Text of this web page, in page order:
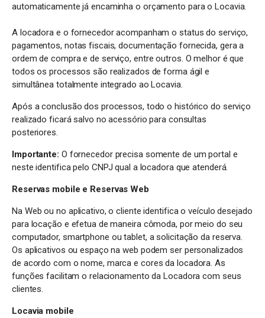
automaticamente já encaminha o orçamento para o Locavia.
A locadora e o fornecedor acompanham o status do serviço,
pagamentos, notas fiscais, documentação fornecida, gera a
ordem de compra e de serviço, entre outros. O melhor é que
todos os processos são realizados de forma ágil e
simultânea totalmente integrado ao Locavia.
Após a conclusão dos processos, todo o histórico do serviço
realizado ficará salvo no acessório para consultas
posteriores.
Importante: O fornecedor precisa somente de um portal e
neste identifica pelo CNPJ qual a locadora que atenderá.
Reservas mobile e Reservas Web
Na Web ou no aplicativo, o cliente identifica o veículo desejado
para locação e efetua de maneira cômoda, por meio do seu
computador, smartphone ou tablet, a solicitação da reserva.
Os aplicativos ou espaço na web podem ser personalizados
de acordo com o nome, marca e cores da locadora. As
funções facilitam o relacionamento da Locadora com seus
clientes.
Locavia mobile